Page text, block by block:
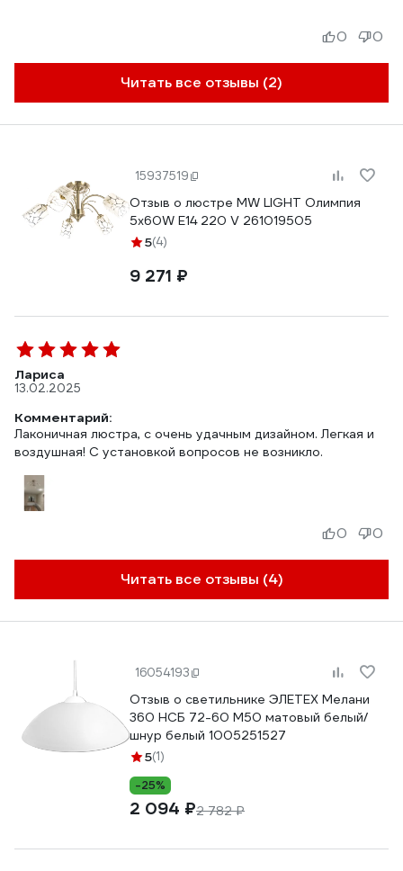
Читать все отзывы (2)
0 0
15937519
Отзыв о люстре MW LIGHT Олимпия
5х60W E14 220 V 261019505
5(4)
9 271 ₽
Лариса
13.02.2025
Комментарий:
Лаконичная люстра, с очень удачным дизайном. Легкая и
воздушная! С установкой вопросов не возникло.
Читать все отзывы (4)
0 0
16054193
Отзыв о светильнике ЭЛЕТЕХ Мелани
360 НСБ 72-60 М50 матовый белый/
шнур белый 1005251527
5(1)
-25%
2 094 ₽2 782 ₽